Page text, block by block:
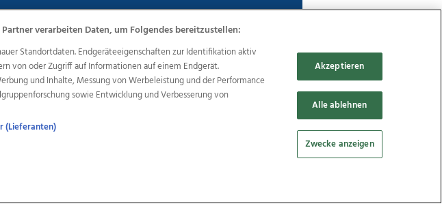
AGB Website Ehrenkodex Politische Werbung
OÖN Karriere OÖN Reise
Promenaden Galerien
verarbeiten Daten, um Folgendes bereitzustellen:
Standortdaten. Endgeräteeigenschaften zur Identifikation aktiv
von oder Zugriff auf Informationen auf einem Endgerät.
und Inhalte, Messung von Werbeleistung und der Performance
sowie Entwicklung und Verbesserung von
(Lieferanten)
Akzeptieren
Alle ablehnen
Zwecke anzeigen